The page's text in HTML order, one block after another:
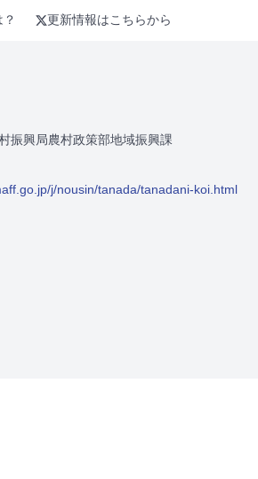
更新情報はこちらから
振興局農村政策部地域振興課
j/nousin/tanada/tanadani-koi.html